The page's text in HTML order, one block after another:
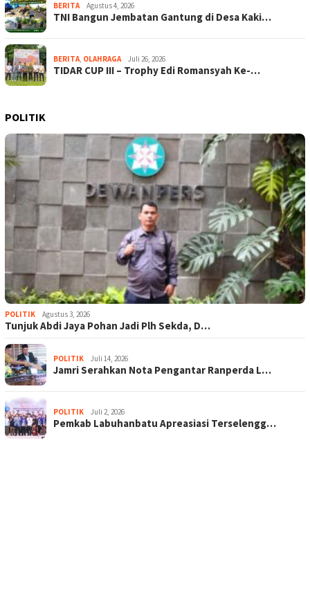
BERITA Agustus 4, 2026
TNI Bangun Jembatan Gantung di Desa Kaki…
BERITA, OLAHRAGA Juli 26, 2026
TIDAR CUP III – Trophy Edi Romansyah Ke-…
POLITIK
POLITIK Agustus 3, 2026
Tunjuk Abdi Jaya Pohan Jadi Plh Sekda, D…
POLITIK Juli 14, 2026
Jamri Serahkan Nota Pengantar Ranperda L…
POLITIK Juli 2, 2026
Pemkab Labuhanbatu Apreasiasi Terselengg…